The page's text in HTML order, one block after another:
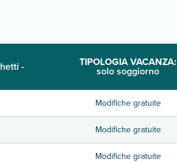
- TIPOLOGIA VACANZA:
solo soggiorno
Modifiche gratuite
Modifiche gratuite
Modifiche gratuite